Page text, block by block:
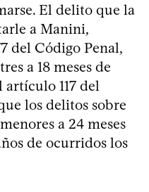
El delito que la
a Manini,
del Código Penal,
a 18 meses de
117 del
los delitos sobre
a 24 meses
de ocurridos los